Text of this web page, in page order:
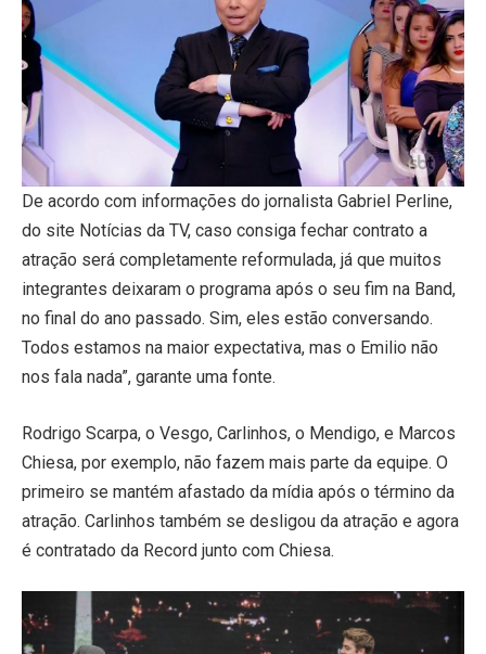
De acordo com informações do jornalista Gabriel Perline,
do site Notícias da TV, caso consiga fechar contrato a
atração será completamente reformulada, já que muitos
integrantes deixaram o programa após o seu fim na Band,
no final do ano passado. Sim, eles estão conversando.
Todos estamos na maior expectativa, mas o Emilio não
nos fala nada”, garante uma fonte.
Rodrigo Scarpa, o Vesgo, Carlinhos, o Mendigo, e Marcos
Chiesa, por exemplo, não fazem mais parte da equipe. O
primeiro se mantém afastado da mídia após o término da
atração. Carlinhos também se desligou da atração e agora
é contratado da Record junto com Chiesa.